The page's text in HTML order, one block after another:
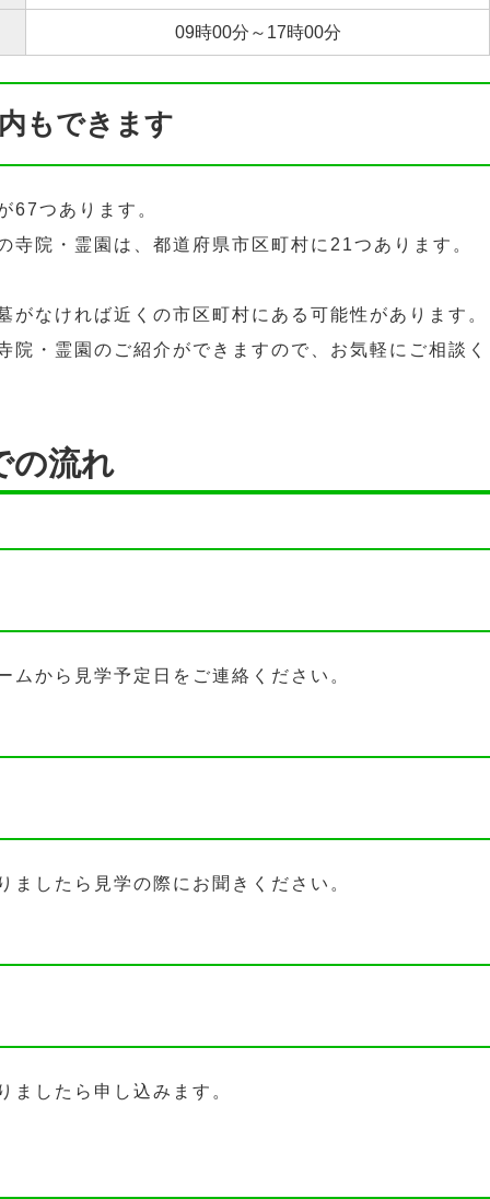
09時00分～17時00分
もできます
67つあります。
寺院・霊園は、都道府県市区町村に21つあります。
がなければ近くの市区町村にある可能性があります。
院・霊園のご紹介ができますので、お気軽にご相談く
の流れ
から見学予定日をご連絡ください。
したら見学の際にお聞きください。
ましたら申し込みます。